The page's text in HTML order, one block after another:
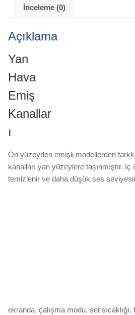
İnceleme (0)
Açıklama
Yan
Hava
Emiş
Kanallar
ı
Ön yüzeyden emişli modellerden
kanalları yan yüzeylere taşınmıştır.
temizlenir ve daha düşük ses
ekranda, çalışma modu, set sıcaklığı,